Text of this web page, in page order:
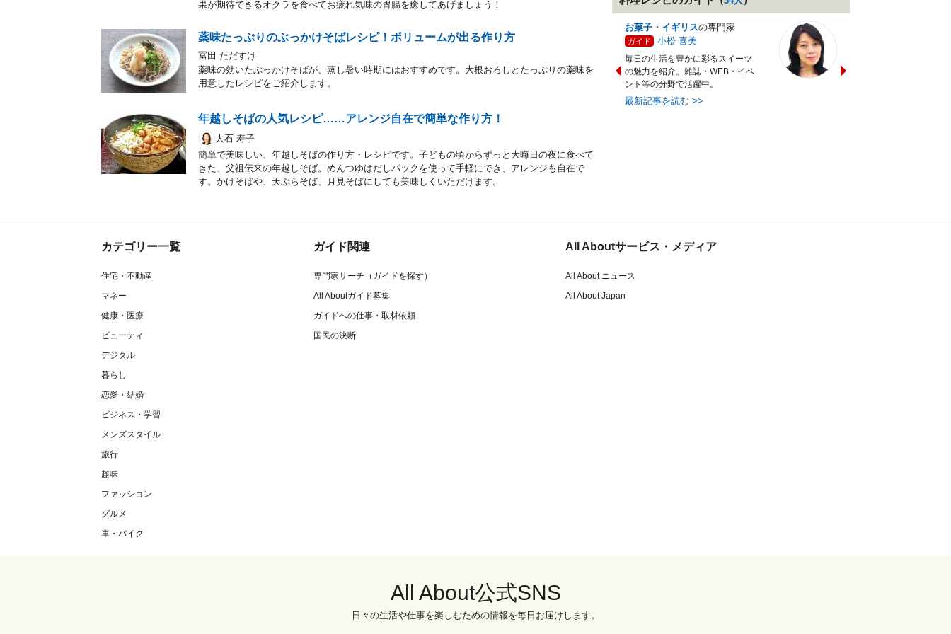
果が期待できるオクラを食べてお疲れ気味の胃腸を癒してあげましょう！
薬味たっぷりのぶっかけそばレシピ！ボリュームが出る作り方
冨田 ただすけ
薬味の効いたぶっかけそばが、蒸し暑い時期にはおすすめです。大根おろしとたっぷりの薬味を
用意したレシピをご紹介します。
年越しそばの人気レシピ……アレンジ自在で簡単な作り方！
大石 寿子
簡単で美味しい、年越しそばの作り方・レシピです。子どもの頃からずっと大晦日の夜に食べて
きた、父祖伝来の年越しそば。めんつゆはだしパックを使って手軽にでき、アレンジも自在で
す。かけそばや、天ぷらそば、月見そばにしても美味しくいただけます。
お菓子・イギリスの専門家
ガイド 小松 喜美
毎日の生活を豊かに彩るスイーツ
の魅力を紹介。雑誌・WEB・イベ
ント等の分野で活躍中。
最新記事を読む >>
ターの資格を活かし老舗料亭
カテゴリー一覧
住宅・不動産
マネー
健康・医療
ビューティ
デジタル
暮らし
恋愛・結婚
ビジネス・学習
メンズスタイル
旅行
趣味
ファッション
グルメ
車・バイク
ガイド関連
専門家サーチ（ガイドを探す）
All Aboutガイド募集
ガイドへの仕事・取材依頼
国民の決断
All Aboutサービス・メディア
All About ニュース
All About Japan
All About公式SNS
日々の生活や仕事を楽しむための情報を毎日お届けします。